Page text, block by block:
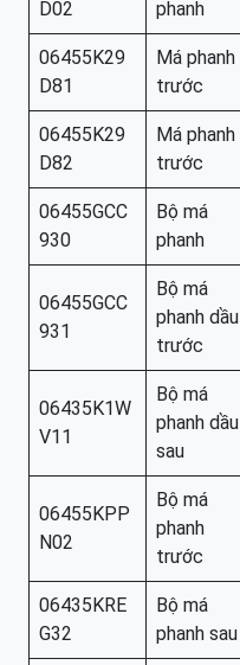
D02 phanh
06455K29
D81
Má phanh
trước
06455K29
D82
Má phanh
trước
06455GCC
930
Bộ má
phanh
06455GCC
931
Bộ má
phanh dầu
trước
06435K1W
V11
Bộ má
phanh dầu
sau
06455KPP
N02
Bộ má
phanh
trước
06435KRE
G32
Bộ má
phanh sau